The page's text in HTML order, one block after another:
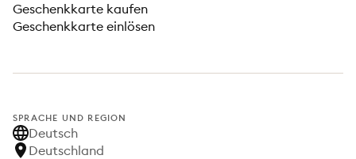
Geschenkkarte kaufen
Geschenkkarte einlösen
SPRACHE UND REGION
Deutsch
Deutschland